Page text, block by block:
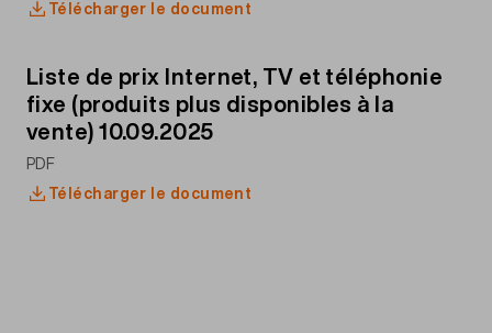
Télécharger le document
Liste de prix Internet, TV et téléphonie
fixe (produits plus disponibles à la
vente) 10.09.2025
PDF
Télécharger le document